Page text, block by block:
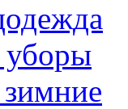
уборы